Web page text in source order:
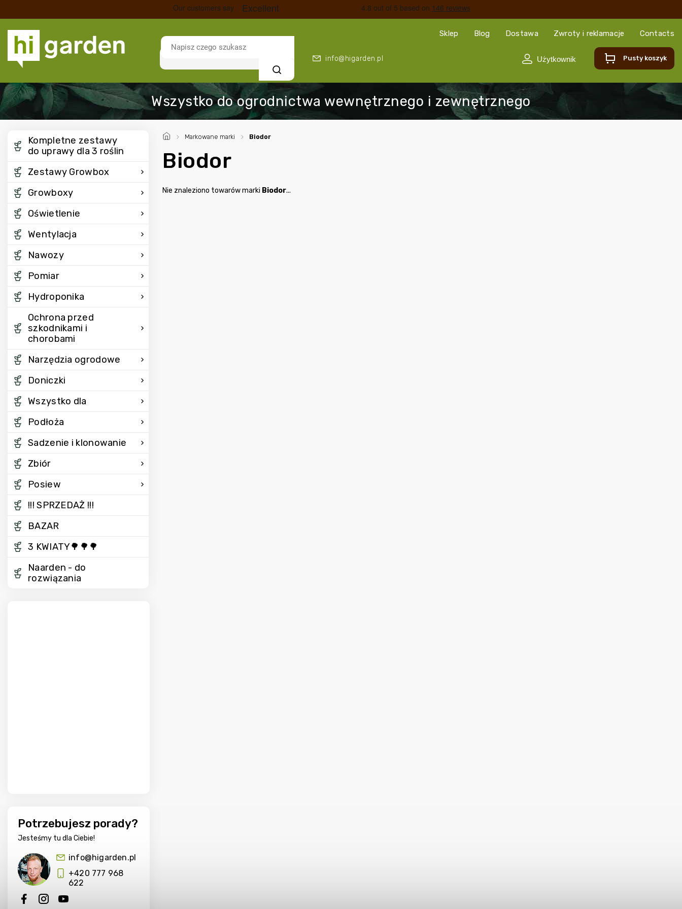
info@higarden.pl
Sklep Blog Dostawa Zwroty i reklamacje Contacts
Szukaj
Pusty koszyk
/ Markowane marki / Biodor
Kompletne zestawy
do uprawy dla 3 roślin
Zestawy Growbox
Growboxy
Oświetlenie
Wentylacja
Nawozy
Pomiar
Hydroponika
Ochrona przed
szkodnikami i
chorobami
Narzędzia ogrodowe
Doniczki
Wszystko dla
Podłoża
Sadzenie i klonowanie
Zbiór
Posiew
!!! SPRZEDAŻ !!!
BAZAR
3 KWIATY🌳🌳🌳
Naarden - do
rozwiązania
Potrzebujesz porady?
Jesteśmy tu dla Ciebie!
info@higarden.pl
+420 777 968
622
Biodor
Nie znaleziono towarów marki Biodor...